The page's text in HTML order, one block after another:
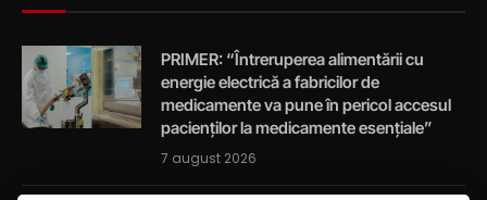
PRIMER: “Întreruperea alimentării cu
energie electrică a fabricilor de
medicamente va pune în pericol accesul
pacienților la medicamente esențiale”
7 august 2026